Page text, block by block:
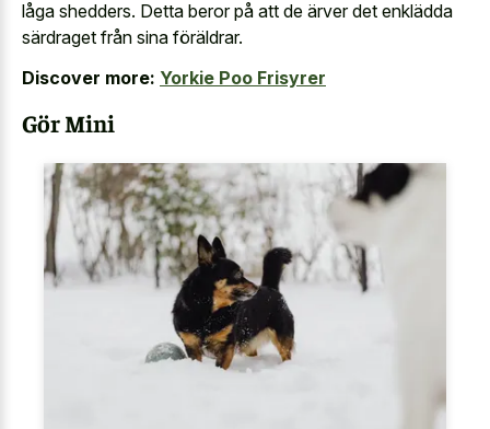
låga shedders. Detta beror på att de ärver det enklädda
särdraget från sina föräldrar.
Discover more: Yorkie Poo Frisyrer
Gör Mini